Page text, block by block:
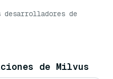
de
de Milvus